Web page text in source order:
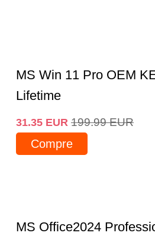
MS Win 11 Pro OEM
Lifetime
31.35 EUR 199.99 EUR
Compre
MS Office2024